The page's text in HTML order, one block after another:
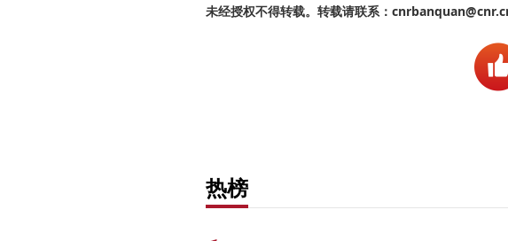
未经授权不得转载。转载请联系：
热榜